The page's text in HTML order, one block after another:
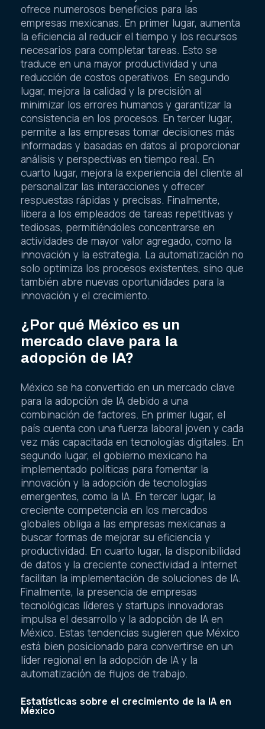
ofrece numerosos beneficios para las
empresas mexicanas. En primer lugar, aumenta
la eficiencia al reducir el tiempo y los recursos
necesarios para completar tareas. Esto se
traduce en una mayor productividad y una
reducción de costos operativos. En segundo
lugar, mejora la calidad y la precisión al
minimizar los errores humanos y garantizar la
consistencia en los procesos. En tercer lugar,
permite a las empresas tomar decisiones más
informadas y basadas en datos al proporcionar
análisis y perspectivas en tiempo real. En
cuarto lugar, mejora la experiencia del cliente al
personalizar las interacciones y ofrecer
respuestas rápidas y precisas. Finalmente,
libera a los empleados de tareas repetitivas y
tediosas, permitiéndoles concentrarse en
actividades de mayor valor agregado, como la
innovación y la estrategia. La automatización no
solo optimiza los procesos existentes, sino que
también abre nuevas oportunidades para la
innovación y el crecimiento.
¿Por qué México es un
mercado clave para la
adopción de IA?
México se ha convertido en un mercado clave
para la adopción de IA debido a una
combinación de factores. En primer lugar, el
país cuenta con una fuerza laboral joven y cada
vez más capacitada en tecnologías digitales. En
segundo lugar, el gobierno mexicano ha
implementado políticas para fomentar la
innovación y la adopción de tecnologías
emergentes, como la IA. En tercer lugar, la
creciente competencia en los mercados
globales obliga a las empresas mexicanas a
buscar formas de mejorar su eficiencia y
productividad. En cuarto lugar, la disponibilidad
de datos y la creciente conectividad a Internet
facilitan la implementación de soluciones de IA.
Finalmente, la presencia de empresas
tecnológicas líderes y startups innovadoras
impulsa el desarrollo y la adopción de IA en
México. Estas tendencias sugieren que México
está bien posicionado para convertirse en un
líder regional en la adopción de IA y la
automatización de flujos de trabajo.
Estatísticas sobre el crecimiento de la IA en
México